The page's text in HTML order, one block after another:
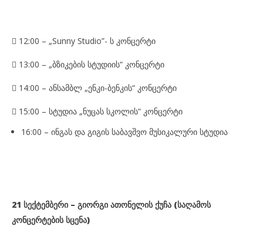
 12:00 – „Sunny Studio”- ს კონცერტი
 13:00 – „ბზიკების სტუდიის“ კონცერტი
 14:00 – ანსამბლ „ენკი-ბენკის“ კონცერტი
 15:00 – სტუდია „ნუცას სკოლის“ კონცერტი
16:00 – ინგას და გიგის საბავშვო მუსიკალური სტუდია
21 სექტემბერი – გიორგი ათონელის ქუჩა (საღამოს
კონცერტების სცენა)